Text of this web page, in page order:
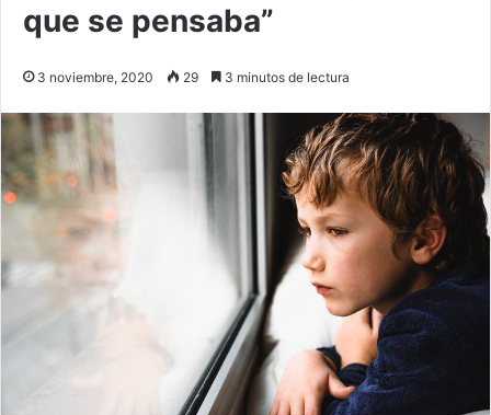
que se pensaba”
3 noviembre, 2020 29 3 minutos de lectura